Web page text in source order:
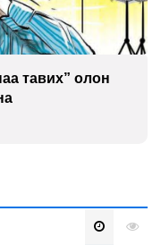
тавих” олон